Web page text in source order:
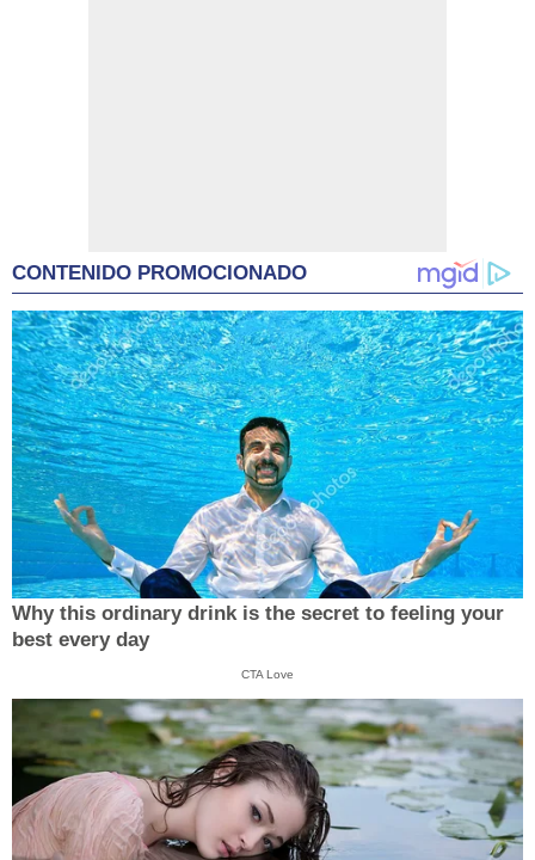
CONTENIDO PROMOCIONADO
Why this ordinary drink is the secret to feeling your
best every day
CTA Love